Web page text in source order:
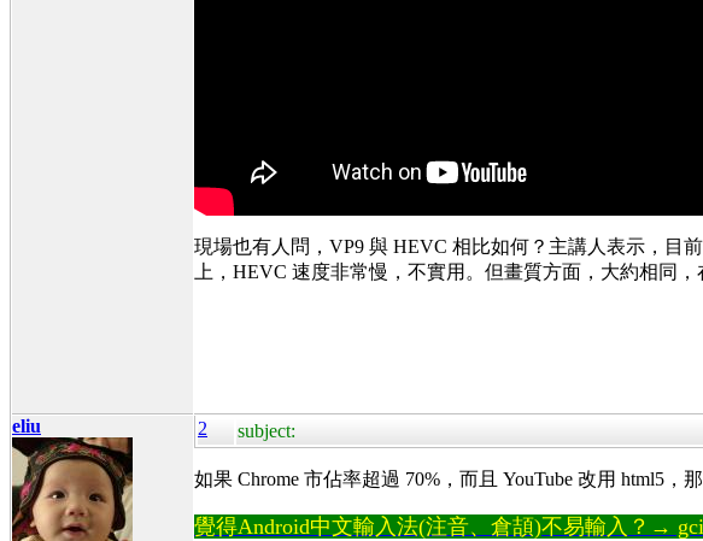
現場也有人問，VP9 與 HEVC 相比如何？主講人表示，目
上，HEVC 速度非常慢，不實用。但畫質方面，大約相同
eliu 2 subject:
如果 Chrome 市佔率超過 70%，而且 YouTube 改用 html5，
覺得Android中文輸入法(注音、倉頡)不易輸入？→